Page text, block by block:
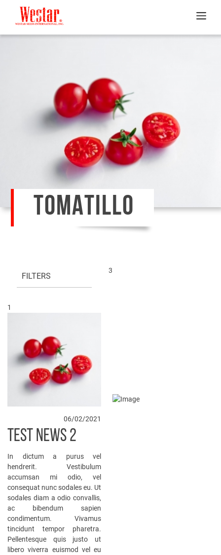
TOMATILLO
FILTERS
1
06/02/2021
TEST NEWS 2
In dictum a purus vel
hendrerit. Vestibulum
accumsan mi odio, vel
consequat nunc sodales eu. Ut
sodales diam a odio convallis,
ac bibendum sapien
condimentum. Vivamus
tincidunt tempor pharetra.
Pellentesque quis justo ut
libero viverra euismod vel eu
3